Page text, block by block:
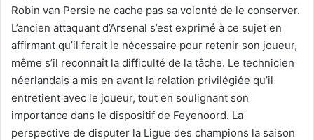
Robin van Persie ne cache pas sa volonté de le conserver.
L’ancien attaquant d’Arsenal s’est exprimé à ce sujet en
affirmant qu’il ferait le nécessaire pour retenir son joueur,
même s’il reconnaît la difficulté de la tâche. Le technicien
néerlandais a mis en avant la relation privilégiée qu’il
entretient avec le joueur, tout en soulignant son
importance dans le dispositif de Feyenoord. La
perspective de disputer la Ligue des champions la saison